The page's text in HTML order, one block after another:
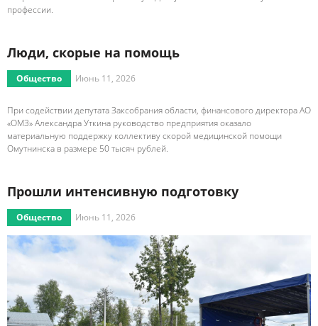
профессии.
Люди, скорые на помощь
Общество Июнь 11, 2026
При содействии депутата Заксобрания области, финансового директора АО
«ОМЗ» Александра Уткина руководство предприятия оказало
материальную поддержку коллективу скорой медицинской помощи
Омутнинска в размере 50 тысяч рублей.
Прошли интенсивную подготовку
Общество Июнь 11, 2026